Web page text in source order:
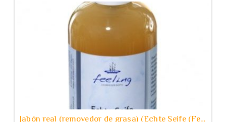
Jabón real (removedor de grasa) (Echte Seife (Fettlöser)